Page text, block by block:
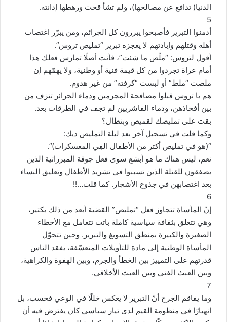
الدنيا( تدافع عن مصالحها)، ولم تشأ قحت ورهطها إدانته.
5
أدمنوا التبرير فأصبحوا يبررون كل الجرائم، ومن يبرّر اغتصاب
أهله وقتلهم وإبادتهم لا يعجزه تبرير “تمليص تروس”.
أقول لتروس: “ملّص ما شئت”، فأنت أصلًا تمارس فعلك هذا
أمام عراة تجردوا من كل قيمة فنية أو وطنية، ولا يهمّهم إن
ملصت “ملط” أو لبست “كرفته” من غير هدوم.
هم يا تروس قبلوا مصافحة المجرمين ودماء الحرائر تنزف من
بين أفخاذهن، ودماء الفاشريين لم تجف في الطرقات بعد.
بقت على تمليصك لقميص وبنطال؟
وكما قلت في تسجيل آخر بعد ليلة التمليص ديك:
“(هو في تمليص أكتر من الأطفال الفِي المعسكرات)”.
نعم، ليس هناك ما هو أبشع سوى فعل جوقة المبرراتية الذين
يصفقون للقتلة الذين تسببوا في تشريد الأطفال وتعليق النساء
بعد اغتصابهن في جذوع الأشجار. كما قلت…!!
6
إنّ المأساة تتجاوز فعل “تمليص” القضية أبعد من ذلك بكثير،
وهي تتعلق بثقافة سياسية كاملة باتت تتعامل مع الأخطاء
الصغيرة والكبيرة بمنطق التسويغ والتبرير. وحين تتحوّل
المأساة الوطنية إلى مادة للتأويلات المتعسّفة، يفقد الناس
قدرتهم على التمييز بين الخطأ والجرم، وبين الهفوة والكراهية،
وبين العبث الفني وبين العبث الأخلاقي.
7
وما يفاقم الجرح أنّ التبرير لا يعكس خللًا في الوعي فحسب، بل
انهيارًا في منظومة القيم لدى تيار سياسي كان يفترض فيه أن